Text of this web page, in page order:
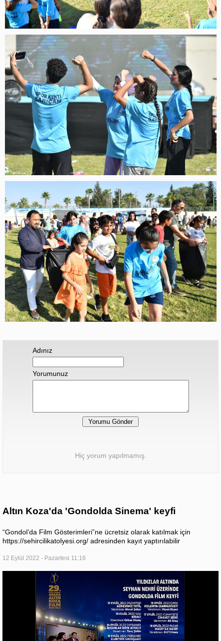
Adınız
Yorumunuz
Hiç yorum yapılmamış.
Altın Koza'da 'Gondolda Sinema' keyfi
“Gondol’da Film Gösterimleri”ne ücretsiz olarak katılmak için
https://sehircilikatolyesi.org/ adresinden kayıt yaptırılabilir
12 Eylül 2022 - Pazartesi 11:16